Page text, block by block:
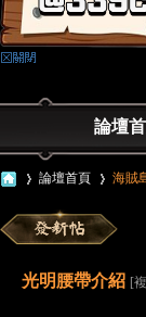
論壇
論壇首頁 海賊
光明腰帶介紹 [